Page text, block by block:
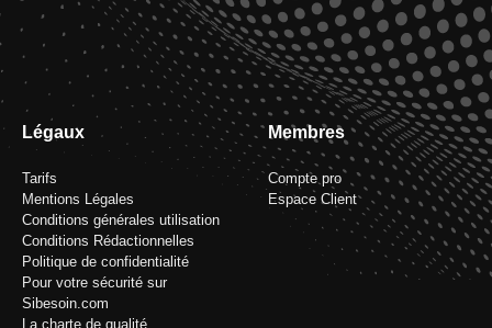
Légaux
Tarifs
Mentions Légales
Conditions générales utilisation
Conditions Rédactionnelles
Politique de confidentialité
Pour votre sécurité sur
Sibesoin.com
La charte de qualité
Membres
Compte pro
Espace Client